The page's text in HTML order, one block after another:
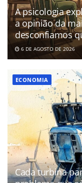
A psicologia
a opinião da
desconfiamos
6 DE AGOSTO DE 2026
ECONOMIA
Cada turbina